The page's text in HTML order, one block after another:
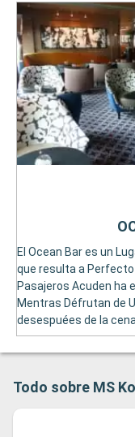
El Ocean Bar es un
que resulta a Perfecto
Pasajeros Acuden ha
Mentras Défrutan de
desespuées de la
Todo sobre MS